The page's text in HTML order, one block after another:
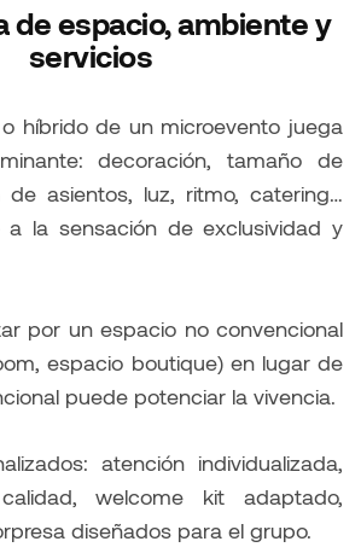
de espacio, ambiente y
servicios
híbrido de un microevento juega
decoración, tamaño de
de asientos, luz, ritmo, catering…
a la sensación de exclusividad y
por un espacio no convencional
espacio boutique) en lugar de
puede potenciar la vivencia.
atención individualizada,
welcome kit adaptado,
diseñados para el grupo.